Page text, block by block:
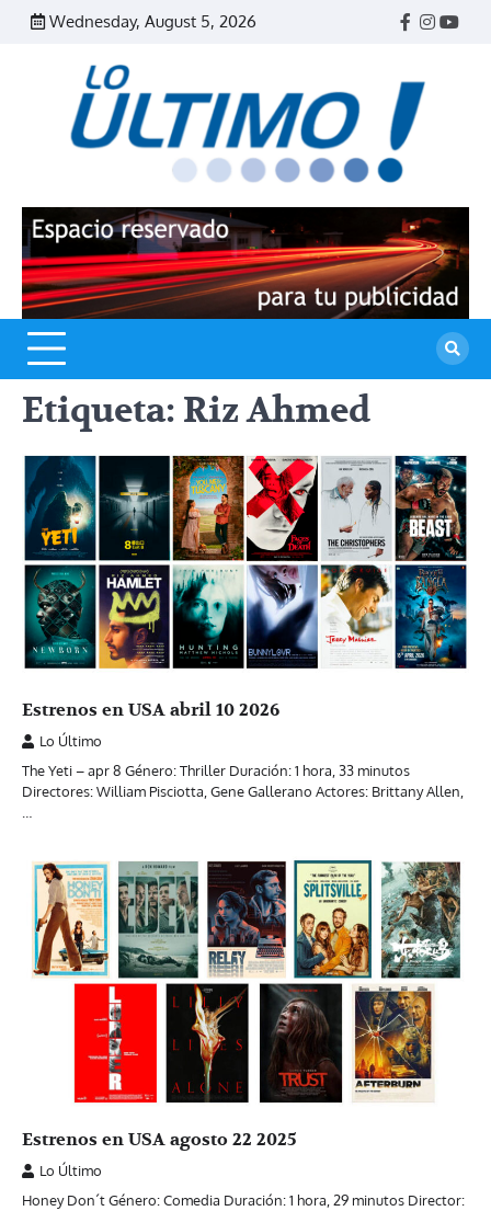
Skip
Wednesday, August 5, 2026
Facebook
Etiqueta: Riz Ahmed
Estrenos en USA abril 10 2026
Lo Último
The Yeti – apr 8 Género: Thriller Duración: 1 hora, 33 minutos
Directores: William Pisciotta, Gene Gallerano Actores: Brittany Allen,
Estrenos en USA agosto 22 2025
Lo Último
Honey Don´t Género: Comedia Duración: 1 hora, 29 minutos Director: